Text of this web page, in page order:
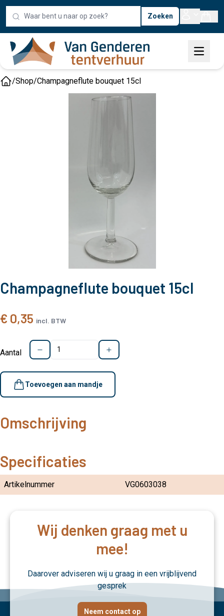
Zoeken
/Shop/Champagneflute bouquet 15cl
Champagneflute bouquet 15cl
€ 0,35 incl. BTW
Aantal
Toevoegen aan mandje
Omschrijving
Specificaties
Artikelnummer VG0603038
Wij denken graag met u
mee!
Daarover adviseren wij u graag in een vrijblijvend
gesprek
Neem contact op